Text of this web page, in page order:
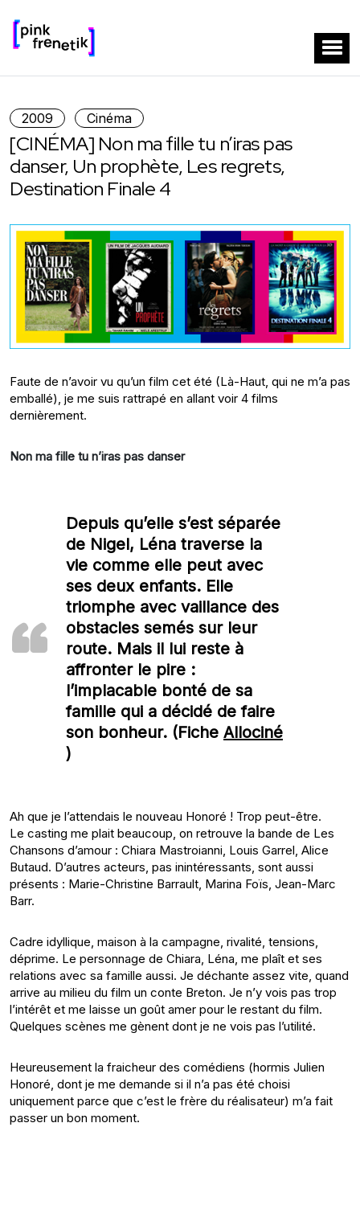
2009 Cinéma
[CINÉMA] Non ma fille tu n’iras pas
danser, Un prophète, Les regrets,
Destination Finale 4
Faute de n’avoir vu qu’un film cet été (Là-Haut, qui ne m’a pas
emballé), je me suis rattrapé en allant voir 4 films
dernièrement.
Non ma fille tu n’iras pas danser
Depuis qu’elle s’est séparée
de Nigel, Léna traverse la
vie comme elle peut avec
ses deux enfants. Elle
triomphe avec vaillance des
obstacles semés sur leur
route. Mais il lui reste à
affronter le pire :
l’implacable bonté de sa
famille qui a décidé de faire
son bonheur. (Fiche Allociné
)
Ah que je l’attendais le nouveau Honoré ! Trop peut-être.
Le casting me plait beaucoup, on retrouve la bande de Les
Chansons d’amour : Chiara Mastroianni, Louis Garrel, Alice
Butaud. D’autres acteurs, pas inintéressants, sont aussi
présents : Marie-Christine Barrault, Marina Foïs, Jean-Marc
Barr.
Cadre idyllique, maison à la campagne, rivalité, tensions,
déprime. Le personnage de Chiara, Léna, me plaît et ses
relations avec sa famille aussi. Je déchante assez vite, quand
arrive au milieu du film un conte Breton. Je n’y vois pas trop
l’intérêt et me laisse un goût amer pour le restant du film.
Quelques scènes me gènent dont je ne vois pas l’utilité.
Heureusement la fraicheur des comédiens (hormis Julien
Honoré, dont je me demande si il n’a pas été choisi
uniquement parce que c’est le frère du réalisateur) m’a fait
passer un bon moment.